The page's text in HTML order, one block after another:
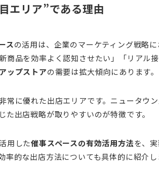
エリア”である理由
スの活用は、企業のマーケティング戦略
商品を効率よく認知させたい」「リアル
ップストアの需要は拡大傾向にあります。
常に優れた出店エリアです。ニュータウ
出店戦略が取りやすいのが特徴です。
用した催事スペースの有効活用方法を、
率的な出店方法についても具体的に紹介し